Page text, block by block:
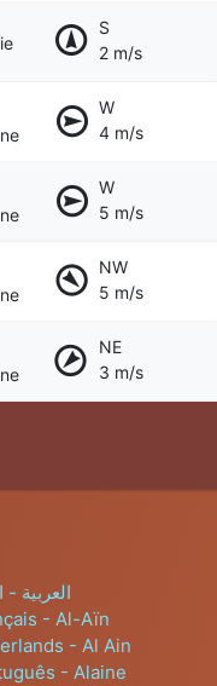
S
2 m/s
W
4 m/s
W
5 m/s
NW
5 m/s
NE
3 m/s
العربية -
- Al-Aïn
- Al Ain
- Alaine